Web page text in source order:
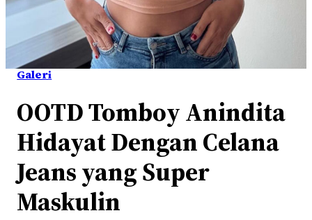
Galeri
OOTD Tomboy Anindita
Hidayat Dengan Celana
Jeans yang Super
Maskulin